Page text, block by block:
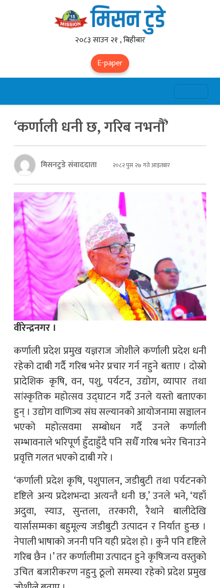
२०८३ साउन २१ , बिहीबार
E-paper
‘कर्णाली धनी छ, गरिब नभनौँ’
मिसनटुडे संवाददाता २०८२ पुस २७ गते आइतबार
वीरेन्द्रनगर ।
कर्णाली प्रदेश प्रमुख यज्ञराज जोशीले कर्णाली प्रदेश धनी
रहेको दाबी गर्दै गरिब भनेर प्रचार गर्न नहुने बताए । दोस्रो
प्रादेशिक कृषि, वन, पशु, पर्यटन, उद्योग, व्यापार तथा
सांस्कृतिक महोत्सव उद्घाटन गर्दै उनले यस्तो बताएका
हुन् । उद्योग वाणिज्य संघ सल्यानको आयोजनामा सञ्चालन
भएको महोत्सवमा सम्बोधन गर्दै उनले कर्णाली
सम्भावनाले भरिपूर्ण हुँदाहुँदै पनि सधैँ गरिब भनेर चिनाउने
प्रवृत्ति गलत भएको दाबी गरे ।
‘कर्णाली प्रदेश कृषि, पशुपालन, जडीबुटी तथा पर्यटनको
दृष्टिले अन्य प्रदेशभन्दा अत्यन्तै धनी छ,’ उनले भने, ‘यहाँ
अदुवा, स्याउ, सुन्तला, तरकारी, रैथाने बालीदेखि
यार्सासम्मका बहुमूल्य जडीबुटी उत्पादन र निर्यात हुन्छ ।
नेपाली भाषाको जननी पनि यही प्रदेश हो । कुनै पनि दृष्टिले
गरिब छैन ।’ तर कर्णालीमा उत्पादन हुने कृषिजन्य वस्तुको
उचित बजारीकरण नहुनु ठूलो समस्या रहेको प्रदेश प्रमुख